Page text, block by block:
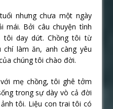
nhưng chưa một ngày
mái. Bởi câu chuyện tình
tôi day dứt. Chồng tôi từ
làm ăn, anh càng yêu
chúng tôi chào đời.
mẹ chồng, tôi ghê tởm
trong sự dày vò cả đời
tôi. Liệu con trai tôi có